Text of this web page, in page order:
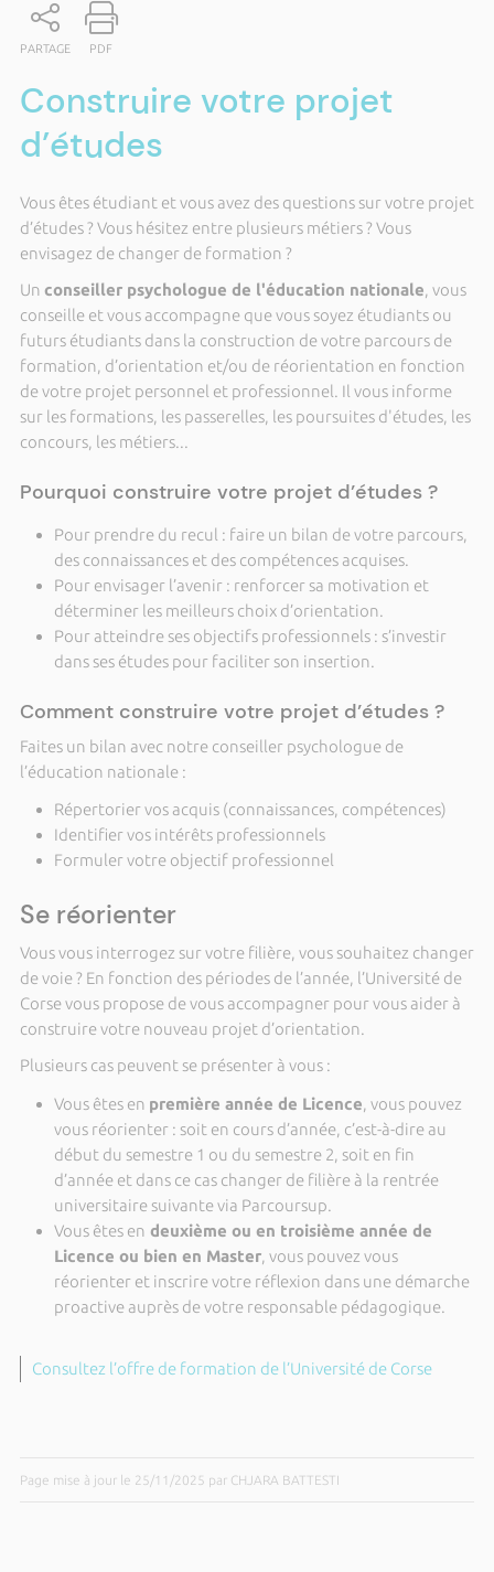
PARTAGE PDF
Construire votre projet
d’études
Vous êtes étudiant et vous avez des questions sur votre projet
d’études ? Vous hésitez entre plusieurs métiers ? Vous
envisagez de changer de formation ?
Un conseiller psychologue de l'éducation nationale, vous
conseille et vous accompagne que vous soyez étudiants ou
futurs étudiants dans la construction de votre parcours de
formation, d’orientation et/ou de réorientation en fonction
de votre projet personnel et professionnel. Il vous informe
sur les formations, les passerelles, les poursuites d'études, les
concours, les métiers...
Pourquoi construire votre projet d’études ?
Pour prendre du recul : faire un bilan de votre parcours,
des connaissances et des compétences acquises.
Pour envisager l’avenir : renforcer sa motivation et
déterminer les meilleurs choix d’orientation.
Pour atteindre ses objectifs professionnels : s’investir
dans ses études pour faciliter son insertion.
Comment construire votre projet d’études ?
Faites un bilan avec notre conseiller psychologue de
l’éducation nationale :
Répertorier vos acquis (connaissances, compétences)
Identifier vos intérêts professionnels
Formuler votre objectif professionnel
Se réorienter
Vous vous interrogez sur votre filière, vous souhaitez changer
de voie ? En fonction des périodes de l’année, l’Université de
Corse vous propose de vous accompagner pour vous aider à
construire votre nouveau projet d’orientation.
Plusieurs cas peuvent se présenter à vous :
Vous êtes en première année de Licence, vous pouvez
vous réorienter : soit en cours d’année, c’est-à-dire au
début du semestre 1 ou du semestre 2, soit en fin
d’année et dans ce cas changer de filière à la rentrée
universitaire suivante via Parcoursup.
Vous êtes en deuxième ou en troisième année de
Licence ou bien en Master, vous pouvez vous
réorienter et inscrire votre réflexion dans une démarche
proactive auprès de votre responsable pédagogique.
Consultez l’offre de formation de l’Université de Corse
Page mise à jour le 25/11/2025 par CHJARA BATTESTI